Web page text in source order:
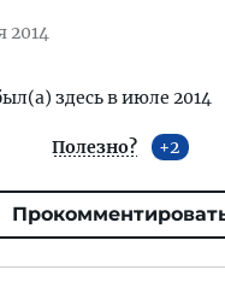
2014
здесь в июле 2014
Полезно? 2